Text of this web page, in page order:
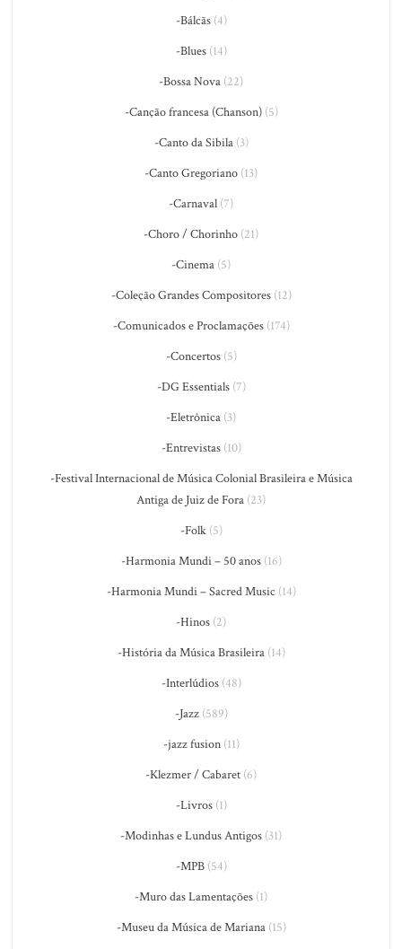
-Bálcãs(4)
-Blues(14)
-Bossa Nova (22)
-Canção francesa (Chanson)(5)
-Canto da Sibila(3)
-Canto Gregoriano (13)
-Carnaval (7)
-Choro / Chorinho (21)
-Cinema (5)
-Coleção Grandes Compositores(12)
-Comunicados e Proclamações(174)
-Concertos(5)
-DG Essentials(7)
-Eletrônica (3)
-Entrevistas(10)
-Festival Internacional de Música Colonial Brasileira e Música
Antiga de Juiz de Fora (23)
-Folk(5)
-Harmonia Mundi – 50 anos(16)
-Harmonia Mundi – Sacred Music (14)
-Hinos (2)
-História da Música Brasileira(14)
-Interlúdios(48)
-Jazz(589)
-jazz fusion(11)
-Klezmer / Cabaret (6)
-Livros(1)
-Modinhas e Lundus Antigos (31)
-MPB(54)
-Muro das Lamentações (1)
-Museu da Música de Mariana(15)